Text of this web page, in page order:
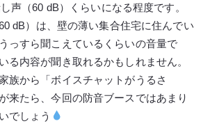
声（60 dB）くらいになる程度です。
dB）は、壁の薄い集合住宅に住んでい
っすら聞こえているくらいの音量で
る内容が聞き取れるかもしれません。
族から「ボイスチャットがうるさ
来たら、今回の防音ブースではあまり
でしょう